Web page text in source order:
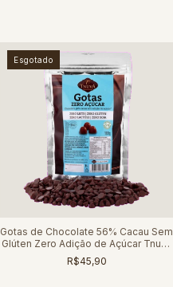
Esgotado
Gotas de Chocolate 56% Cacau Sem
Glúten Zero Adição de Açúcar Tnuva
180g
R$45,90